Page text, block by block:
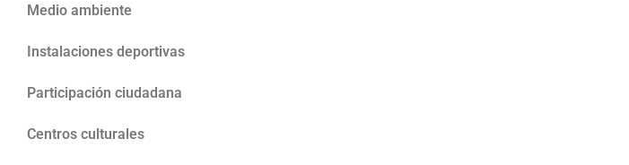
Medio ambiente
Instalaciones deportivas
Participación ciudadana
Centros culturales